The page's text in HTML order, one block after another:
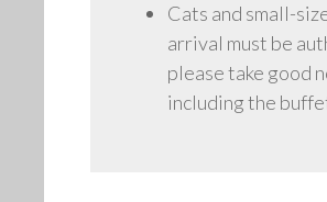
Cats and small-
arrival must be
please take good
including the